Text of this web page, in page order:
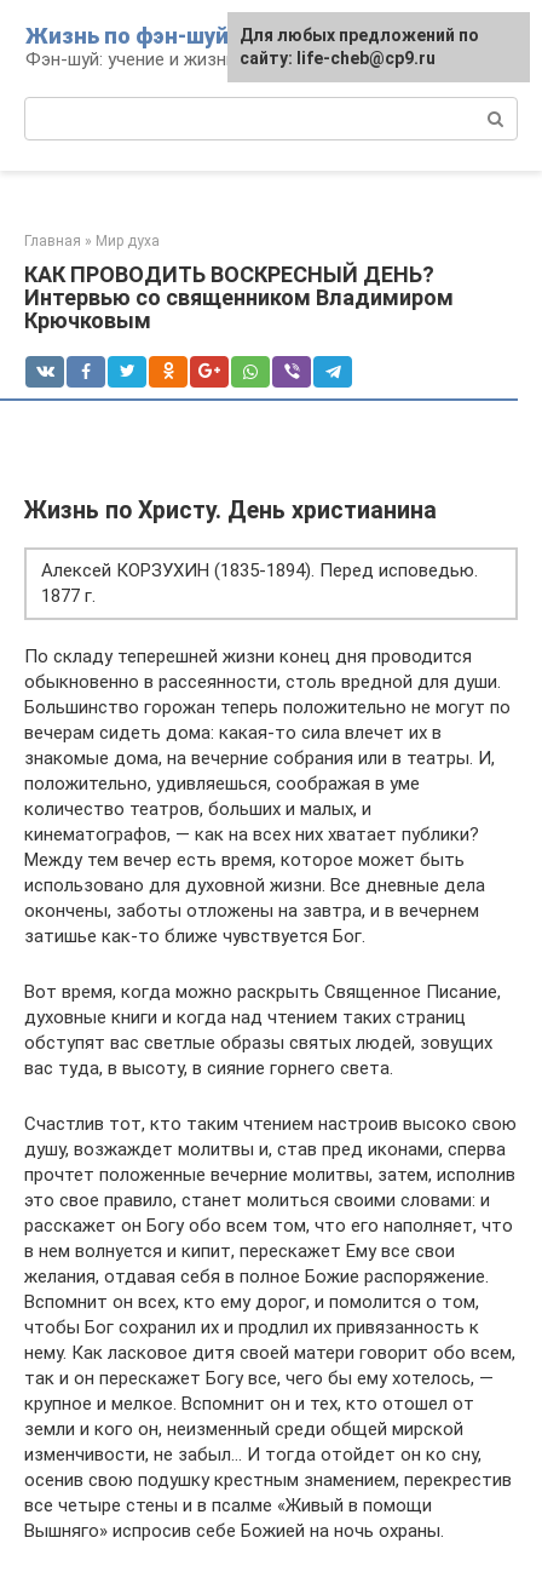
контенту
Жизнь по фэн-шуй
Фэн-шуй: учение и жизнь
Главная » Мир духа
КАК ПРОВОДИТЬ ВОСКРЕСНЫЙ ДЕНЬ?
Интервью со священником Владимиром
Крючковым
Жизнь по Христу. День христианина
Алексей КОРЗУХИН (1835-1894). Перед исповедью.
1877 г.
По складу теперешней жизни конец дня проводится
обыкновенно в рассеянности, столь вредной для души.
Большинство горожан теперь положительно не могут по
вечерам сидеть дома: какая-то сила влечет их в
знакомые дома, на вечерние собрания или в театры. И,
положительно, удивляешься, соображая в уме
количество театров, больших и малых, и
кинематографов, — как на всех них хватает публики?
Между тем вечер есть время, которое может быть
использовано для духовной жизни. Все дневные дела
окончены, заботы отложены на завтра, и в вечернем
затишье как-то ближе чувствуется Бог.
Вот время, когда можно раскрыть Священное Писание,
духовные книги и когда над чтением таких страниц
обступят вас светлые образы святых людей, зовущих
вас туда, в высоту, в сияние горнего света.
Счастлив тот, кто таким чтением настроив высоко свою
душу, возжаждет молитвы и, став пред иконами, сперва
прочтет положенные вечерние молитвы, затем, исполнив
это свое правило, станет молиться своими словами: и
расскажет он Богу обо всем том, что его наполняет, что
в нем волнуется и кипит, перескажет Ему все свои
желания, отдавая себя в полное Божие распоряжение.
Вспомнит он всех, кто ему дорог, и помолится о том,
чтобы Бог сохранил их и продлил их привязанность к
нему. Как ласковое дитя своей матери говорит обо всем,
так и он перескажет Богу все, чего бы ему хотелось, —
крупное и мелкое. Вспомнит он и тех, кто отошел от
земли и кого он, неизменный среди общей мирской
изменчивости, не забыл… И тогда отойдет он ко сну,
осенив свою подушку крестным знамением, перекрестив
все четыре стены и в псалме «Живый в помощи
Вышняго» испросив себе Божией на ночь охраны.
Для любых предложений по
сайту: life-cheb@cp9.ru
Для любых предложений по
сайту: life-cheb@cp9.ru